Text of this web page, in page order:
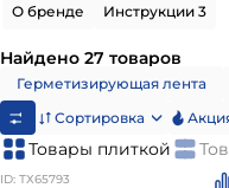
О бренде Инструкции 3
Найдено 27 товаров
Герметизирующая лента
Сортировка
Товары плиткой
ID: ТХ65793